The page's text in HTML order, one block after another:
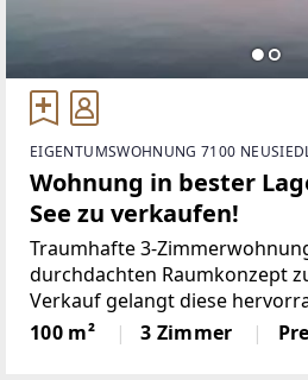
EIGENTUMSWOHNUNG 7100
Wohnung in bester
See zu verkaufen!
Traumhafte 3-
durchdachten Raumkonzept
Verkauf gelangt diese
100 m² Wohnung, die
Neusiedl am See mit
100 m² 3 Zimmer